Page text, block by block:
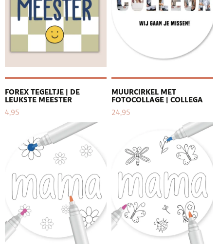
FOREX TEGELTJE | DE
LEUKSTE MEESTER
4,95
MUURCIRKEL MET
FOTOCOLLAGE | COLLEGA
24,95